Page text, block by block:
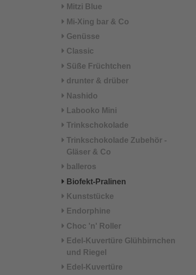
Mitzi Blue
Mi-Xing bar & Co
Genüsse
Classic
Süße Früchtchen
drunter & drüber
Nashido
Labooko Mini
Trinkschokolade
Trinkschokolade Zubehör -
Gläser & Co
balleros
Biofekt-Pralinen
Kunststücke
Endorphine
Choc 'n' Roller
Edel-Kuvertüre Glühbirnchen
und Riegel
Edel-Kuvertüre